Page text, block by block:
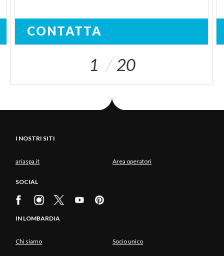
CONTATTA
1 20
I NOSTRI SITI
ariaspa.it Area operatori
SOCIAL
IN LOMBARDIA
Chi siamo Socio unico